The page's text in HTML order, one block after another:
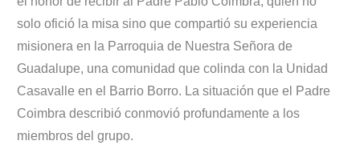
solo ofició la misa sino que compartió su experiencia
misionera en la Parroquia de Nuestra Señora de
Guadalupe, una comunidad que colinda con la Unidad
Casavalle en el Barrio Borro. La situación que el Padre
Coimbra describió conmovió profundamente a los
miembros del grupo.